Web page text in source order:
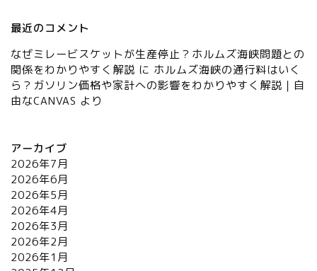
最近のコメント
なぜミレービスケットが生産停止？ホルムズ海峡問題との
関係をわかりやすく解説 に ホルムズ海峡の通行料はいく
ら？ガソリン価格や家計への影響をわかりやすく解説｜自
由なCANVAS より
アーカイブ
2026年7月
2026年6月
2026年5月
2026年4月
2026年3月
2026年2月
2026年1月